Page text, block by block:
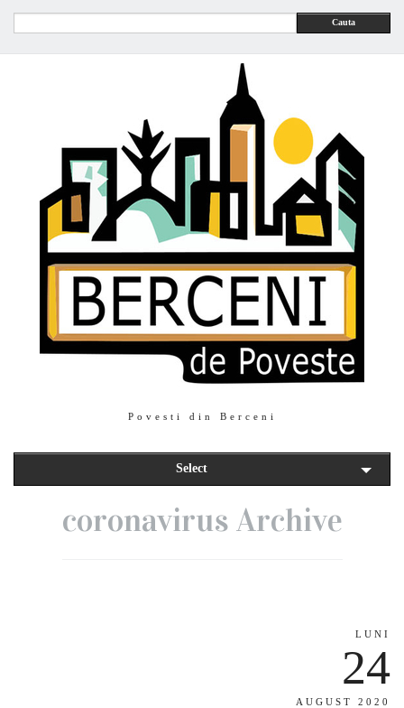
Cauta
Povesti din Berceni
Select
coronavirus Archive
LUNI
24
AUGUST 2020